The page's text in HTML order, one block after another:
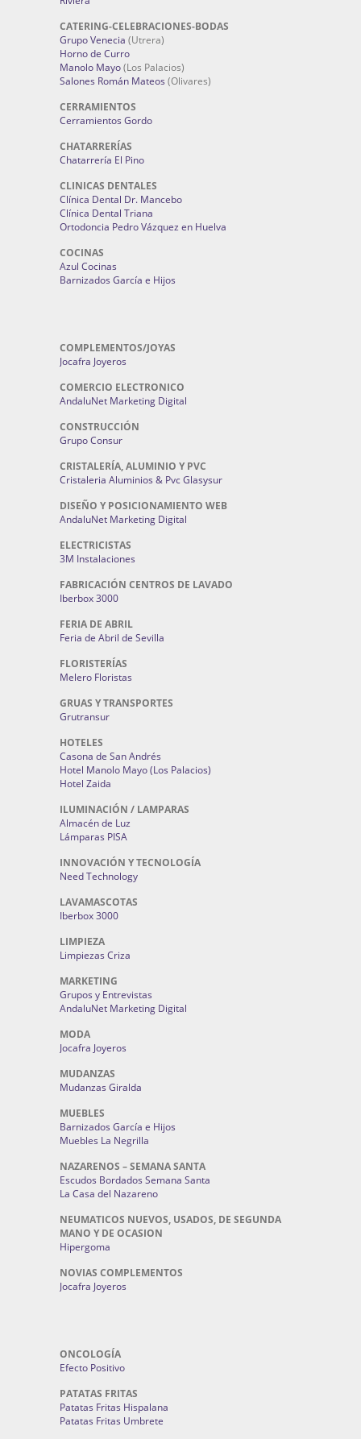
CATERING-CELEBRACIONES-BODAS
Grupo Venecia (Utrera)
Horno de Curro
Manolo Mayo(Los Palacios)
Salones Román Mateos (Olivares)
CERRAMIENTOS
Cerramientos Gordo
CHATARRERÍAS
Chatarrería El Pino
CLINICAS DENTALES
Clínica Dental Dr. Mancebo
Clínica Dental Triana
Ortodoncia Pedro Vázquez en Huelva
COCINAS
Azul Cocinas
Barnizados García e Hijos
COMPLEMENTOS/JOYAS
Jocafra Joyeros
COMERCIO ELECTRONICO
AndaluNet Marketing Digital
CONSTRUCCIÓN
Grupo Consur
CRISTALERÍA, ALUMINIO Y PVC
Cristaleria Aluminios & Pvc Glasysur
DISEÑO Y POSICIONAMIENTO WEB
AndaluNet Marketing Digital
ELECTRICISTAS
3M Instalaciones
FABRICACIÓN CENTROS DE LAVADO
Iberbox 3000
FERIA DE ABRIL
Feria de Abril de Sevilla
FLORISTERÍAS
Melero Floristas
GRUAS Y TRANSPORTES
Grutransur
HOTELES
Casona de San Andrés
Hotel Manolo Mayo (Los Palacios)
Hotel Zaida
ILUMINACIÓN / LAMPARAS
Almacén de Luz
Lámparas PISA
INNOVACIÓN Y TECNOLOGÍA
Need Technology
LAVAMASCOTAS
Iberbox 3000
LIMPIEZA
Limpiezas Criza
MARKETING
Grupos y Entrevistas
AndaluNet Marketing Digital
MODA
Jocafra Joyeros
MUDANZAS
Mudanzas Giralda
MUEBLES
Barnizados García e Hijos
Muebles La Negrilla
NAZARENOS – SEMANA SANTA
Escudos Bordados Semana Santa
La Casa del Nazareno
NEUMATICOS NUEVOS, USADOS, DE SEGUNDA
MANO Y DE OCASION
Hipergoma
NOVIAS COMPLEMENTOS
Jocafra Joyeros
ONCOLOGÍA
Efecto Positivo
PATATAS FRITAS
Patatas Fritas Hispalana
Patatas Fritas Umbrete